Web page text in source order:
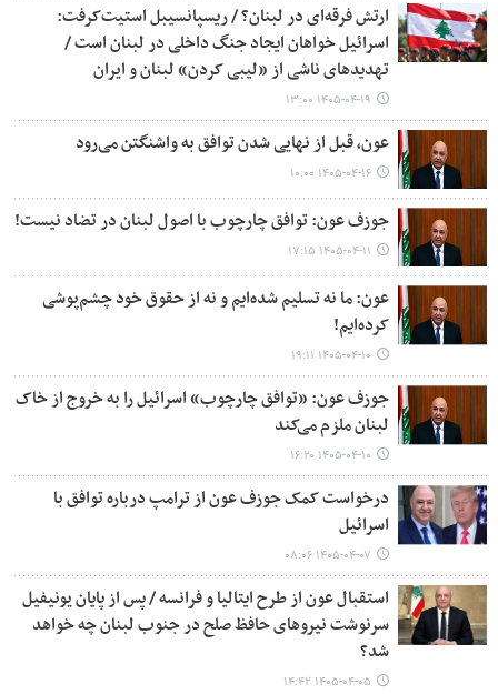
ارتش فرقه‌ای در لبنان؟ / ریسپانسیبل استیت‌کرفت:
اسرائیل خواهان ایجاد جنگ داخلی در لبنان است /
تهدیدهای ناشی از «لیبی کردن» لبنان و ایران
۱۴۰۵-۰۴-۱۹ ۱۳:۰۰
عون، قبل از نهایی شدن توافق به واشنگتن می‌رود
۱۴۰۵-۰۴-۱۶ ۱۰:۰۰
جوزف عون: توافق چارچوب با اصول لبنان در تضاد نیست!
۱۴۰۵-۰۴-۱۱ ۱۷:۱۵
عون: ما نه تسلیم شده‌ایم و نه از حقوق خود چشم‌پوشی
کرده‌ایم!
۱۴۰۵-۰۴-۱۰ ۱۹:۱۱
جوزف عون: «توافق چارچوب» اسرائیل را به خروج از خاک
لبنان ملزم می‌کند
۱۴۰۵-۰۴-۱۰ ۱۶:۲۰
درخواست کمک جوزف عون از ترامپ درباره توافق با
اسرائیل
۱۴۰۵-۰۴-۰۷ ۰۸:۰۶
استقبال عون از طرح ایتالیا و فرانسه / پس از پایان یونیفیل
سرنوشت نیروهای حافظ صلح در جنوب لبنان چه خواهد
شد؟
۱۴۰۵-۰۴-۰۵ ۱۴:۴۲